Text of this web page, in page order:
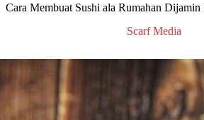
Cara Membuat Sushi ala Rumahan
Scarf Media